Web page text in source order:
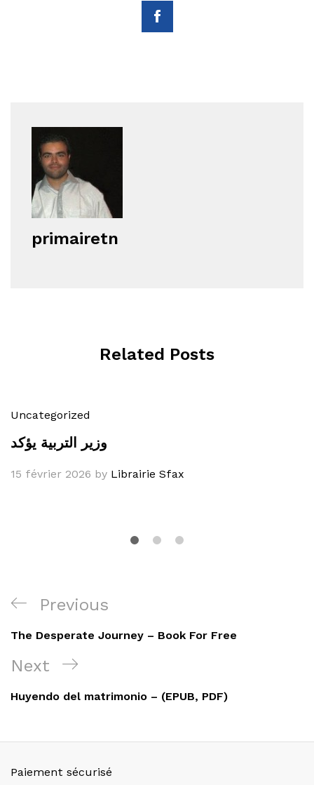
primairetn
Related Posts
Uncategorized
وزير التربية يؤكد
15 février 2026 by Librairie Sfax
Navigation
de
l’article
Previous
Post
Previous
The Desperate Journey – Book For Free
Next
Post
Next
Huyendo del matrimonio – (EPUB, PDF)
Paiement sécurisé